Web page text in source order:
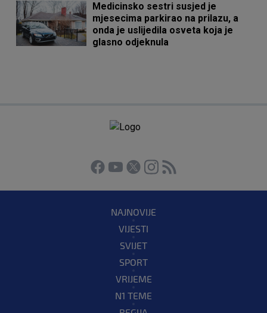
Medicinsko sestri susjed je
mjesecima parkirao na prilazu, a
onda je uslijedila osveta koja je
glasno odjeknula
NAJNOVIJE
VIJESTI
SVIJET
SPORT
VRIJEME
N1 TEME